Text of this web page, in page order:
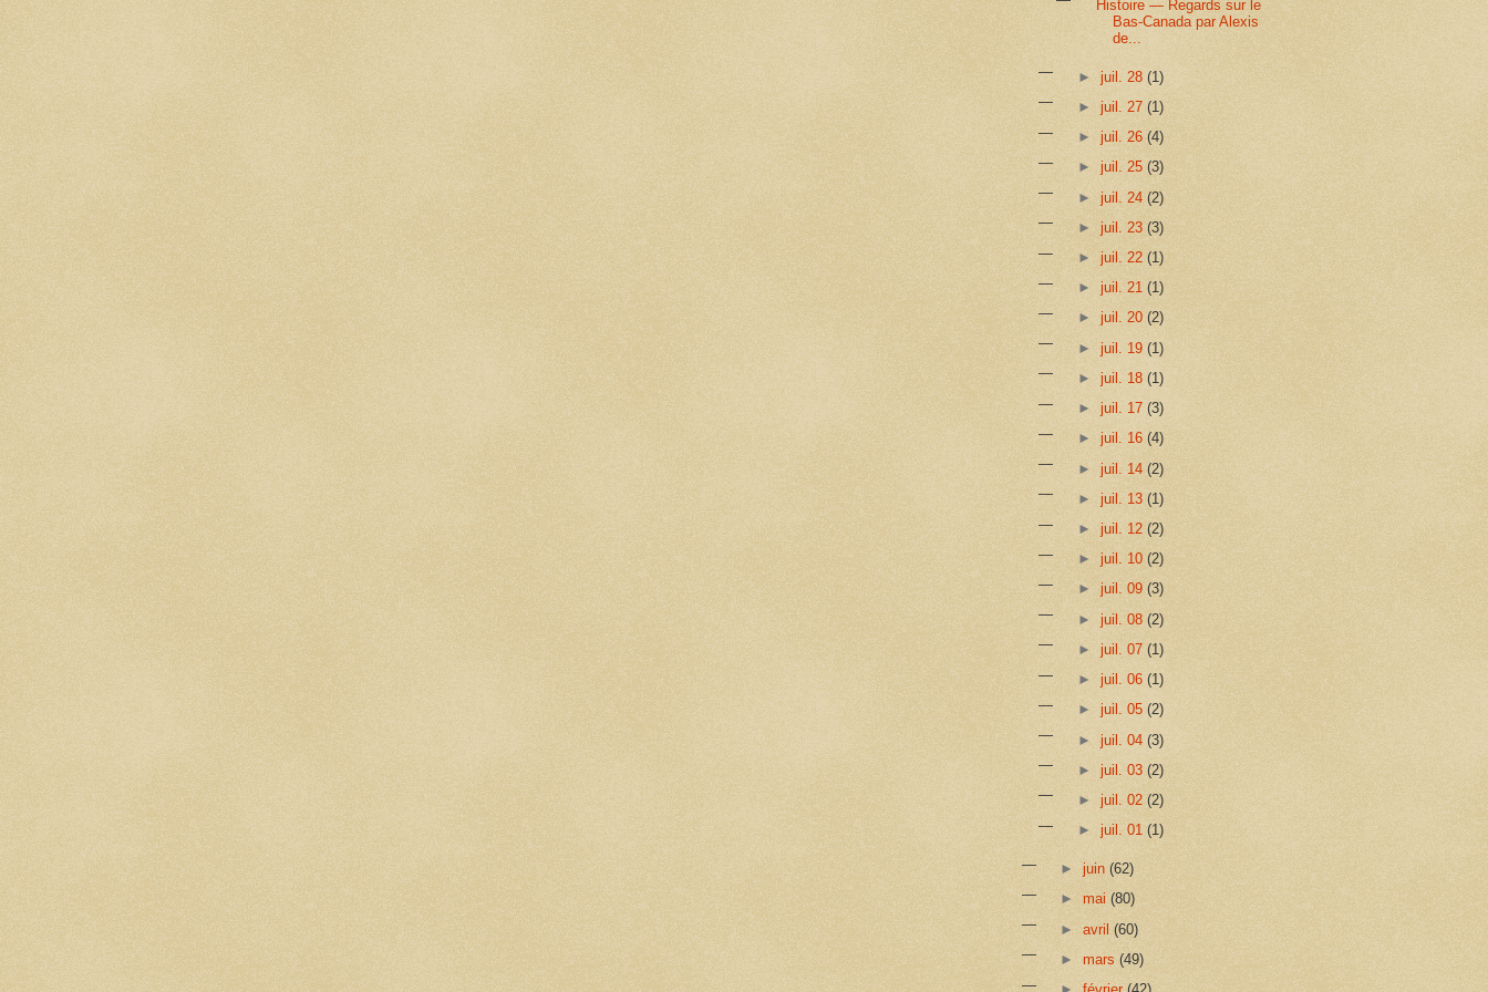
Histoire — Regards sur le
Bas-Canada par Alexis
de...
► juil. 28 (1)
► juil. 27 (1)
► juil. 26 (4)
► juil. 25 (3)
► juil. 24 (2)
► juil. 23 (3)
► juil. 22 (1)
► juil. 21 (1)
► juil. 20 (2)
► juil. 19 (1)
► juil. 18 (1)
► juil. 17 (3)
► juil. 16 (4)
► juil. 14 (2)
► juil. 13 (1)
► juil. 12 (2)
► juil. 10 (2)
► juil. 09 (3)
► juil. 08 (2)
► juil. 07 (1)
► juil. 06 (1)
► juil. 05 (2)
► juil. 04 (3)
► juil. 03 (2)
► juil. 02 (2)
► juil. 01 (1)
►juin(62)
►mai(80)
►avril(60)
►mars(49)